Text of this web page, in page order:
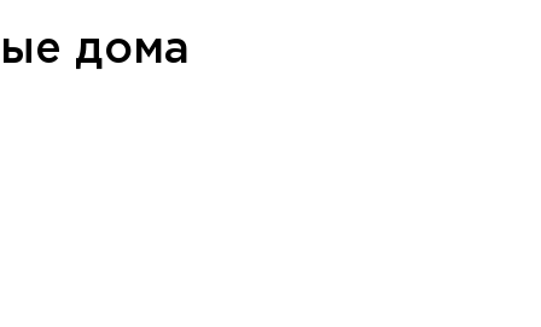
дома